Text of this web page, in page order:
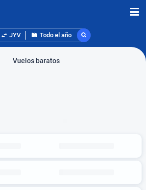
JYV Todo el año
Vuelos baratos